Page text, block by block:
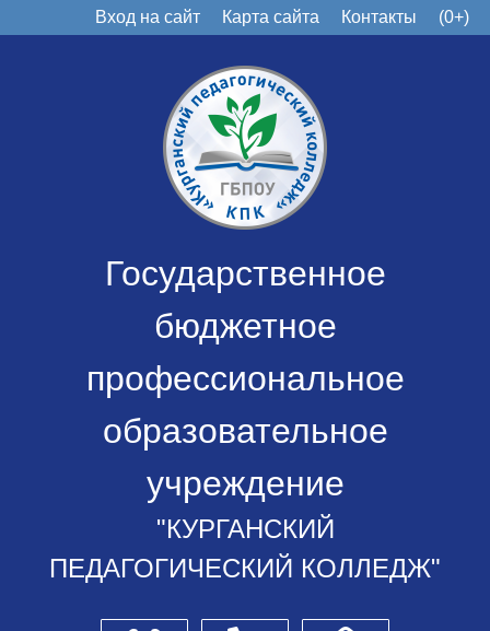
Вход на сайт Карта сайта Контакты (0+)
Государственное
бюджетное
профессиональное
образовательное
учреждение
"КУРГАНСКИЙ
ПЕДАГОГИЧЕСКИЙ КОЛЛЕДЖ"